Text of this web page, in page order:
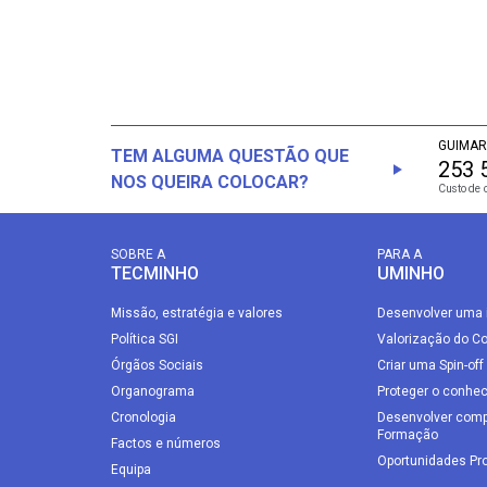
TEM ALGUMA QUESTÃO QUE
NOS QUEIRA COLOCAR?
253
Custo de
SOBRE A
TECMINHO
Missão, estratégia e valores
Política SGI
Órgãos Sociais
Organograma
Cronologia
Factos e números
Equipa
PARA A
UMINHO
Desenvolver
Valorização do
Criar uma Spin-off
Proteger o
Desenvolver
Formação
Oportunidades